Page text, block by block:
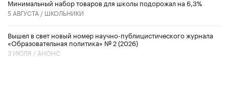
Минимальный набор товаров для школы подорожал на 6,3%
5 АВГУСТА / ШКОЛЬНИКИ
Вышел в свет новый номер научно-публицистического журнала
«Образовательная политика» № 2 (2026)
3 ИЮЛЯ / АНОНС